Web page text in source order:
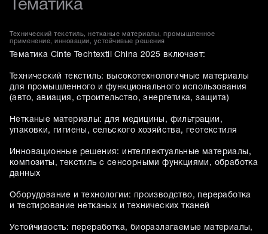
Тематика
Технический текстиль, нетканые материалы, промышленное
применение, инновации, устойчивые решения
Тематика Cinte Techtextil China 2025 включает:
Технический текстиль: высокотехнологичные материалы
для промышленного и функционального использования
(авто, авиация, строительство, энергетика, защита)
Нетканые материалы: для медицины, фильтрации,
упаковки, гигиены, сельского хозяйства, геотекстиля
Инновационные решения: интеллектуальные материалы,
композиты, текстиль с сенсорными функциями, обработка
данных
Оборудование и технологии: производство, переработка
и тестирование нетканых и технических тканей
Устойчивость: переработка, биоразлагаемые материалы,